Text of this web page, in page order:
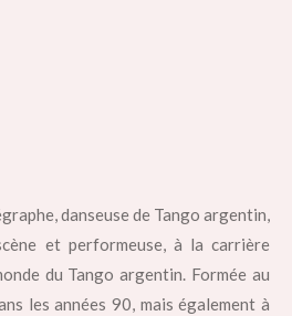
danseuse de Tango argentin,
et performeuse, à la carrière
du Tango argentin. Formée au
les années 90, mais également à